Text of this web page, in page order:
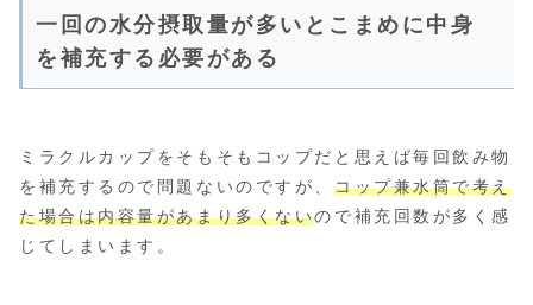
一回の水分摂取量が多いとこまめに中身
を補充する必要がある
ミラクルカップをそもそもコップだと思えば毎回飲み物
を補充するので問題ないのですが、 コップ兼水筒で考え
た場合は内容量があまり多くないので補充回数が多く感
じてしまいます。